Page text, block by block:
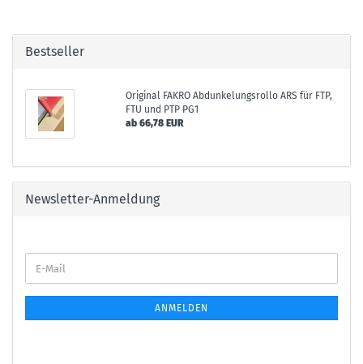
Bestseller
Original FAKRO Abdunkelungsrollo ARS für FTP,
FTU und PTP PG1
ab 66,78 EUR
Newsletter-Anmeldung
E-
Mail
ANMELDEN